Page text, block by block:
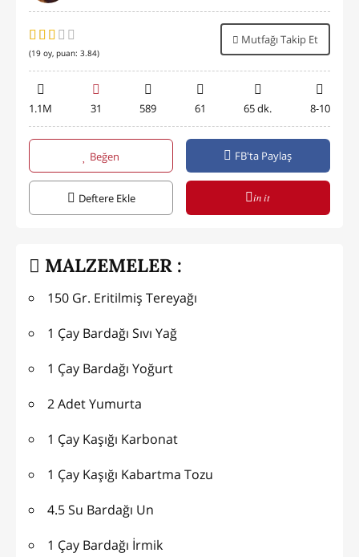
(19 oy, puan: 3.84)
Mutfağı Takip Et
1.1M 31 589 61 65 dk. 8-10
Beğen FB'ta Paylaş
Deftere Ekle in it
MALZEMELER :
150 Gr. Eritilmiş Tereyağı
1 Çay Bardağı Sıvı Yağ
1 Çay Bardağı Yoğurt
2 Adet Yumurta
1 Çay Kaşığı Karbonat
1 Çay Kaşığı Kabartma Tozu
4.5 Su Bardağı Un
1 Çay Bardağı İrmik